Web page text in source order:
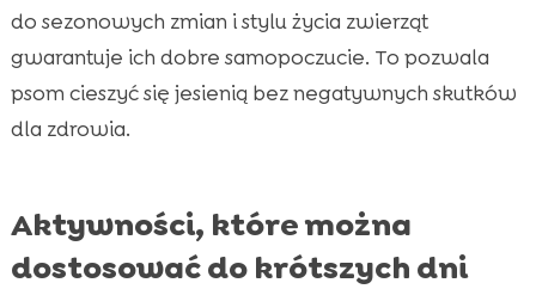
do sezonowych zmian i stylu życia zwierząt
gwarantuje ich dobre samopoczucie. To pozwala
psom cieszyć się jesienią bez negatywnych skutków
dla zdrowia.
Aktywności, które można
dostosować do krótszych dni